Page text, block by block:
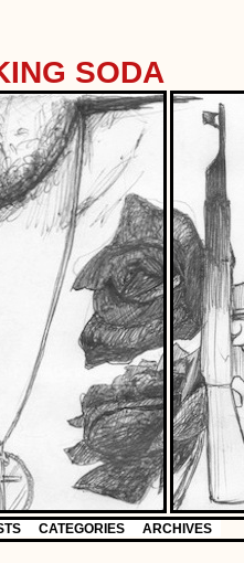
SODA
CATEGORIES ARCHIVES